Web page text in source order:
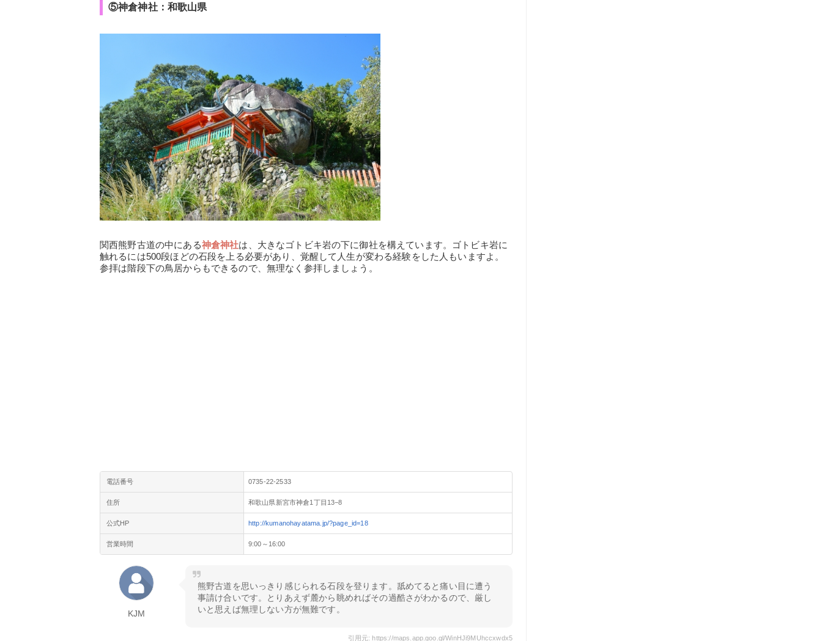
⑤神倉神社：和歌山県
関西熊野古道の中にある神倉神社は、大きなゴトビキ岩の下に御社を構えています。ゴトビキ岩に
触れるには500段ほどの石段を上る必要があり、覚醒して人生が変わる経験をした人もいますよ。
参拝は階段下の鳥居からもできるので、無理なく参拝しましょう。
電話番号 0735-22-2533
住所 和歌山県新宮市神倉1丁目13−8
公式HP http://kumanohayatama.jp/?page_id=18
営業時間 9:00～16:00
KJM
熊野古道を思いっきり感じられる石段を登ります。舐めてると痛い目に遭う
事請け合いです。とりあえず麓から眺めればその過酷さがわかるので、厳し
いと思えば無理しない方が無難です。
引用元: https://maps.app.goo.gl/WinHJi9MUhccxwdx5